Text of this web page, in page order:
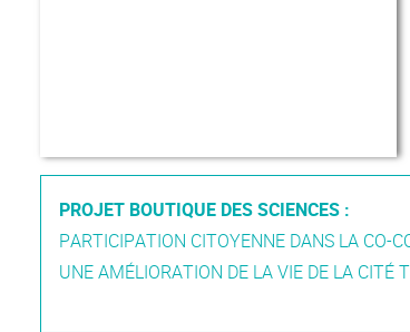
PROJET BOUTIQUE DES SCIENCES :
PARTICIPATION CITOYENNE DANS LA CO-
UNE AMÉLIORATION DE LA VIE DE LA CITÉ